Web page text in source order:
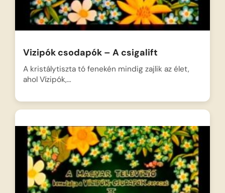
Vizipók csodapók – A csigalift
A kristálytiszta tó fenekén mindig zajlik az élet,
ahol Vízipók,…